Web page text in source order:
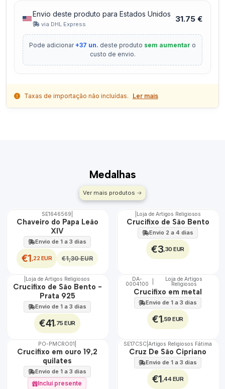
Envio deste produto para Estados Unidos
via DHL Express
31.75 €
Pode adicionar+37 un. deste produto sem aumentar o
custo de envio.
Taxas de importação não incluídas. Ler mais
Medalhas
Ver mais produtos
DESCONTO
SE1646569
Chaveiro do Papa Leão
XIV
Envio de 1 a 3 dias
€1 ,22 EUR €1,30 EUR
Loja de Artigos Religiosos
Crucifixo de São Bento
Envio 2 a 4 dias
€3 ,30 EUR
🇵🇹
Loja de Artigos Religiosos
Crucifixo de São Bento -
Prata 925
Envio de 1 a 3 dias
€41 ,75 EUR
DA-
0004100
Loja de Artigos
Religiosos
Crucifixo em metal
Envio de 1 a 3 dias
€1 ,59 EUR
🇵🇹
PO-PMCRO01
Crucifixo em ouro 19,2
quilates
Envio de 1 a 3 dias
Incluí presente
TOP
SE17CSC |Artigos Religiosos Fátima
Cruz De São Cipriano
Envio de 1 a 3 dias
€1 ,44 EUR